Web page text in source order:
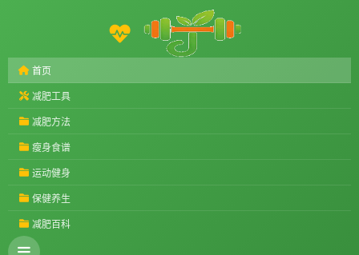
首页
减肥工具
减肥方法
瘦身食谱
运动健身
保健养生
减肥百科